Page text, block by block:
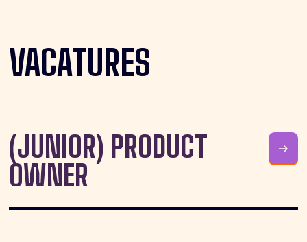
VACATURES
(JUNIOR) PRODUCT
OWNER